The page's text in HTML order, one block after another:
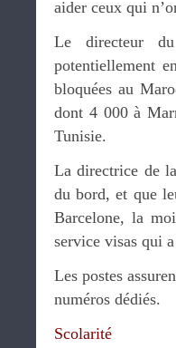
aider ceux qui
Le directeur
potentiellement
bloquées au
dont 4 000 à
Tunisie.
La directrice de
du bord, et que
Barcelone, la
service visas qui
Les postes
numéros dédiés.
Scolarité